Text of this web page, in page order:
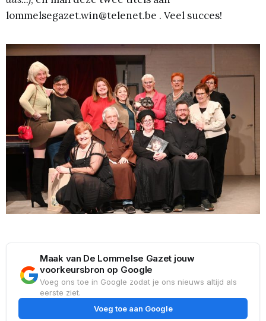
lommelsegazet.win@telenet.be . Veel succes!
Maak van De Lommelse Gazet jouw
voorkeursbron op Google
Voeg ons toe in Google zodat je ons nieuws altijd als
eerste ziet.
Voeg toe aan Google